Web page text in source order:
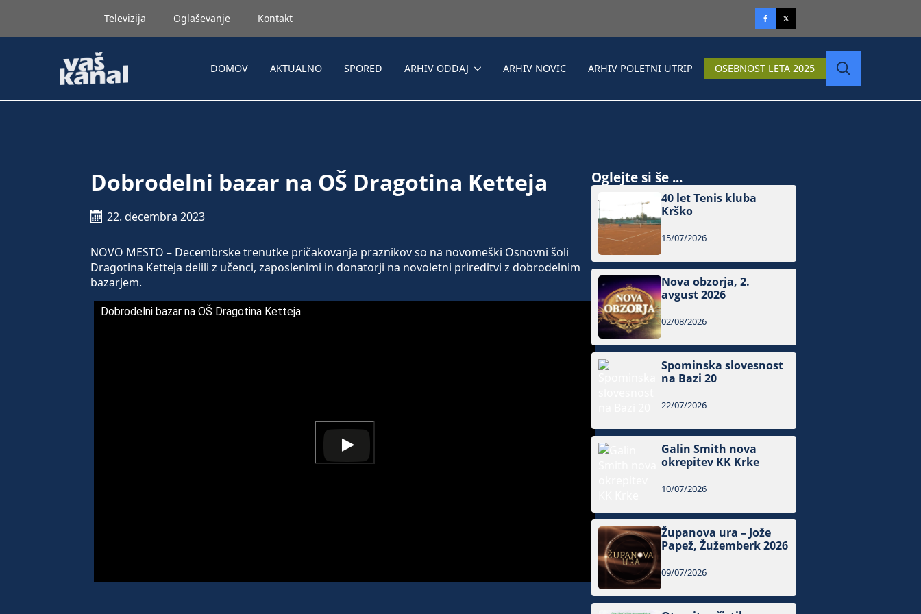
Televizija Oglaševanje Kontakt
DOMOV AKTUALNO SPORED ARHIV ODDAJ ARHIV NOVIC ARHIV POLETNI UTRIP OSEBNOST LETA 2025
Dobrodelni bazar na OŠ Dragotina Ketteja
22. decembra 2023
NOVO MESTO – Decembrske trenutke pričakovanja praznikov so na novomeški Osnovni šoli
Dragotina Ketteja delili z učenci, zaposlenimi in donatorji na novoletni prireditvi z dobrodelnim
bazarjem.
Dobrodelni bazar na OŠ Dragotina Ketteja
Oglejte si še ...
40 let Tenis kluba
Krško
15/07/2026
Nova obzorja, 2.
avgust 2026
02/08/2026
Spominska slovesnost
na Bazi 20
22/07/2026
Galin Smith nova
okrepitev KK Krke
10/07/2026
Županova ura – Jože
Papež, Žužemberk 2026
09/07/2026